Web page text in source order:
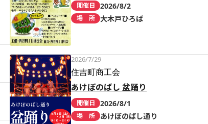
開催日 2026/8/2
場 所 大木戸ひろば
2026/7/29
住吉町商工会
あけぼのばし 盆踊り
開催日 2026/8/1
場 所 あけぼのばし通り